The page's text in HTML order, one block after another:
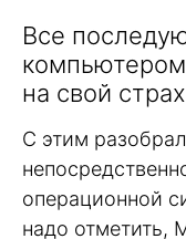
Все
на свой
С этим
операционной
надо отметить,